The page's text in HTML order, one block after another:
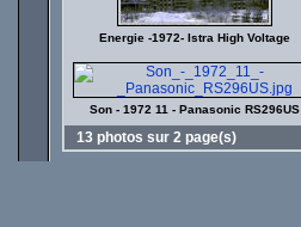
Energie -1972- Istra High Voltage
Son - 1972 11 - Panasonic RS296US
13 photos sur 2 page(s)